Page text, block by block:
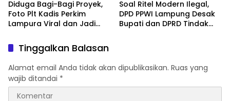
Diduga Bagi-Bagi Proyek,
Foto Plt Kadis Perkim
Lampura Viral dan Jadi
Netizen
Soal Ritel Modern Ilegal,
DPD PPWI Lampung Desak
Bupati dan DPRD Tindak
Tinggalkan Balasan
Alamat email Anda tidak akan dipublikasikan. Ruas yang
wajib ditandai *